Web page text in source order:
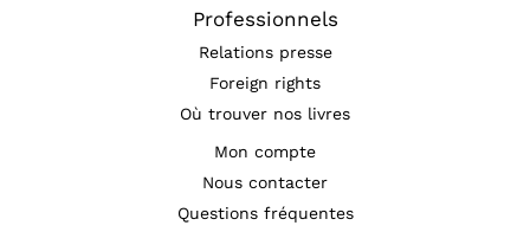
Professionnels
Relations presse
Foreign rights
Où trouver nos livres
Mon compte
Nous contacter
Questions fréquentes